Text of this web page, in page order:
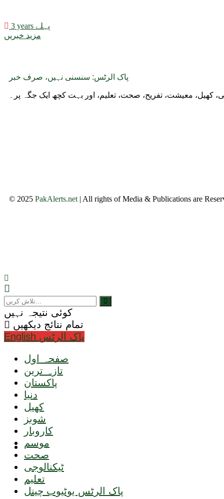
ٹیکنالوجی
3 years پہلے
مزید خبریں
پاک الرٹس: سنسنی نہیں، صرف خبر
کھیل، معیشت، تفریح، صحت، تعلیم، اور بہت کچھ ایک جگہ پر۔
© 2025 PakAlerts.net | All rights of Media & Publications are
کوئی نتیجہ نہیں
تمام نتائج دیکھیں
English پاک الرٹس
صفحہ اول
تازہ ترین
پاکستان
دنیا
کھیل
شوبز
کاروبار
موسم
صحت
ٹیکنالوجی
تعلیم
پاک الرٹس یوٹیوب چینل